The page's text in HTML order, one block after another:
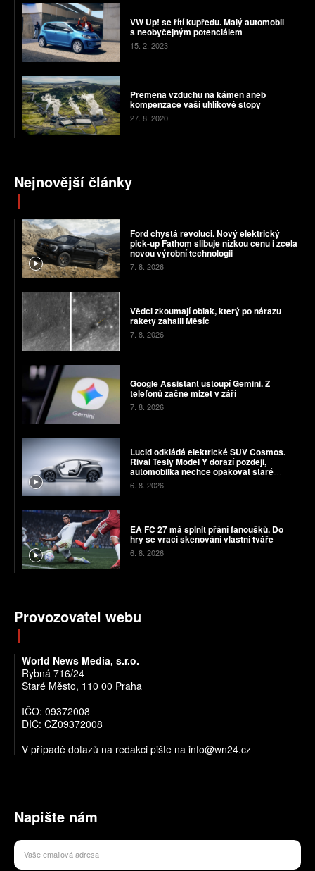
VW Up! se řítí kupředu. Malý automobil
s neobyčejným potenciálem
15. 2. 2023
Přeměna vzduchu na kámen aneb
kompenzace vaší uhlíkové stopy
27. 8. 2020
Nejnovější články
Ford chystá revoluci. Nový elektrický
pick-up Fathom slibuje nízkou cenu i zcela
novou výrobní technologii
7. 8. 2026
Vědci zkoumají oblak, který po nárazu
rakety zahalil Měsíc
7. 8. 2026
Google Assistant ustoupí Gemini. Z
telefonů začne mizet v září
7. 8. 2026
Lucid odkládá elektrické SUV Cosmos.
Rival Tesly Model Y dorazí později,
automobilka nechce opakovat staré
chyby
6. 8. 2026
EA FC 27 má splnit přání fanoušků. Do
hry se vrací skenování vlastní tváře
6. 8. 2026
Provozovatel webu
World News Media, s.r.o.
Rybná 716/24
Staré Město, 110 00 Praha
IČO: 09372008
DIČ: CZ09372008
V případě dotazů na redakci pište na info@wn24.cz
Napište nám